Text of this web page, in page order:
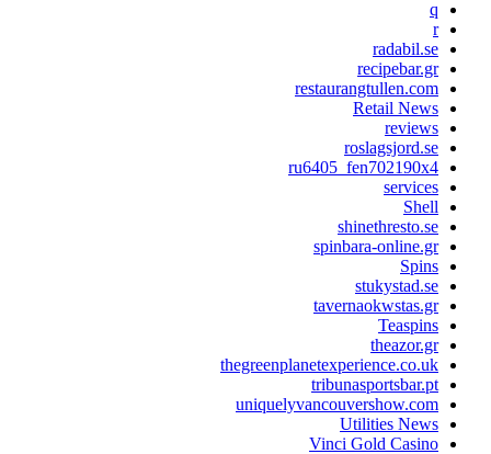
Retail
spinbara-
Utilities
Vinci Gold